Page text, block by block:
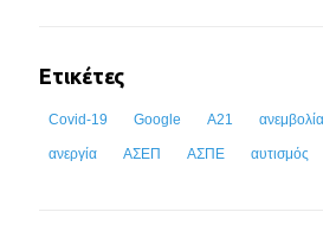
Ετικέτες
Covid-19 Google Α21
ανεργία ΑΣΕΠ ΑΣΠΕ αυτισμός